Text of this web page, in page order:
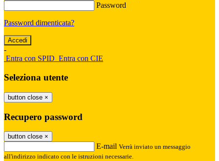
Password
Password dimenticata?
-
Entra con SPID Entra con CIE
Seleziona utente
button close ×
Recupero password
button close ×
E-mail Verrà inviato un messaggio
all'indirizzo indicato con le istruzioni necessarie.